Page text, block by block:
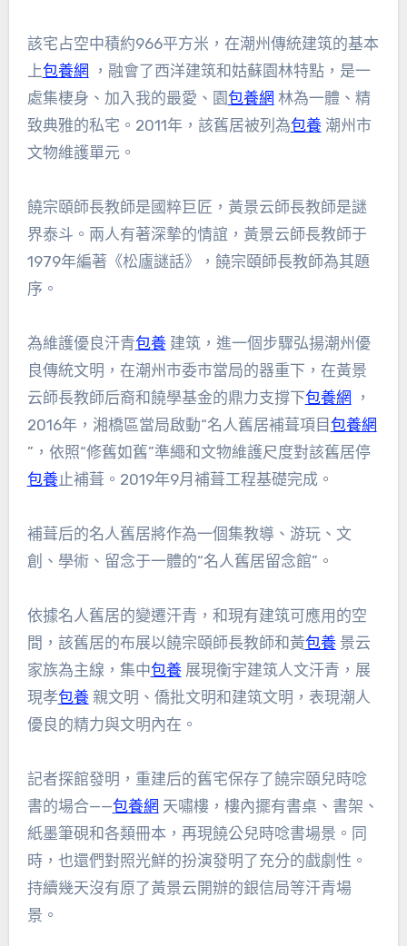
該宅占空中積約966平方米，在潮州傳統建筑的基本
上包養網 ，融會了西洋建筑和姑蘇園林特點，是一
處集棲身、加入我的最愛、園包養網 林為一體、精
致典雅的私宅。2011年，該舊居被列為包養潮州市
文物維護單元。
饒宗頤師長教師是國粹巨匠，黃景云師長教師是謎
界泰斗。兩人有著深摯的情誼，黃景云師長教師于
1979年編著《松廬謎話》，饒宗頤師長教師為其題
序。
為維護優良汗青包養建筑，進一個步驟弘揚潮州優
良傳統文明，在潮州市委市當局的器重下，在黃景
云師長教師后裔和饒學基金的鼎力支撐下包養網 ，
2016年，湘橋區當局啟動“名人舊居補葺項目 包養網
”，依照“修舊如舊”準繩和文物維護尺度對該舊居停
包養止補葺。2019年9月補葺工程基礎完成。
補葺后的名人舊居將作為一個集教導、游玩、文
創、學術、留念于一體的“名人舊居留念館”。
依據名人舊居的變遷汗青，和現有建筑可應用的空
間，該舊居的布展以饒宗頤師長教師和黃包養景云
家族為主線，集中包養展現衡宇建筑人文汗青，展
現孝包養親文明、僑批文明和建筑文明，表現潮人
優良的精力與文明內在。
記者探館發明，重建后的舊宅保存了饒宗頤兒時唸
書的場合——包養網 天嘯樓，樓內擺有書桌、書架、
紙墨筆硯和各類冊本，再現饒公兒時唸書場景。同
時，也還們對照光鮮的扮演發明了充分的戲劇性。
持續幾天沒有原了黃景云開辦的銀信局等汗青場
景。